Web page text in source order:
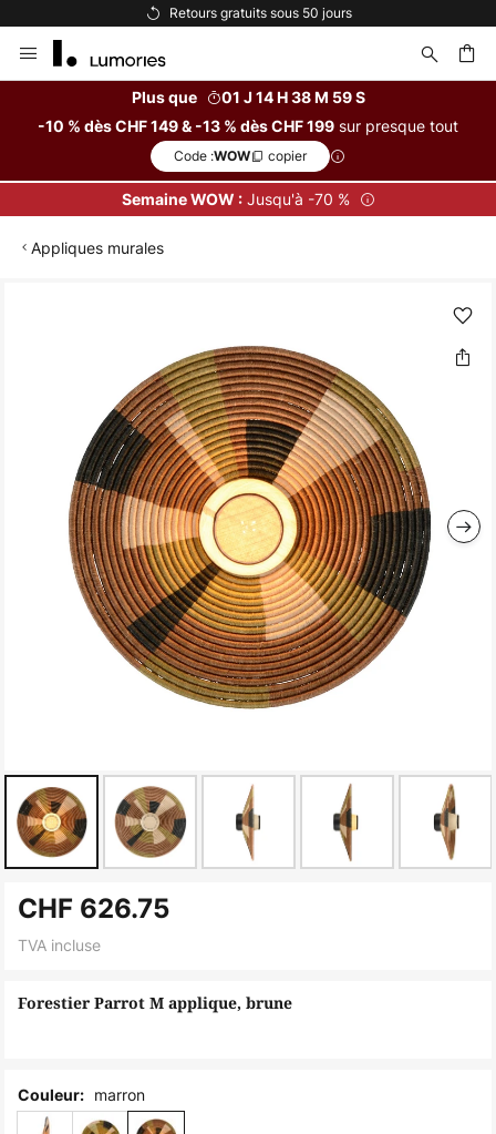
Retours gratuits sous 50 jours
Allez
au
Plus que
01 J 14 H 38 M 59 S
-10 % dès CHF 149 & -13 % dès CHF 199 sur presque tout
Code :WOW copier
Semaine WOW :Jusqu'à -70 %
Appliques murales
to
the
ofForestier Parrot M applique, brune
CHF 626.75
TVA incluse
Couleur: marron